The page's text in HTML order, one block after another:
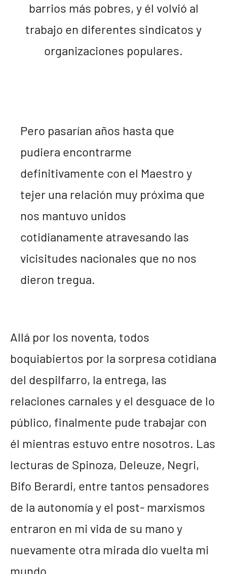
barrios más pobres, y él volvió al
trabajo en diferentes sindicatos y
organizaciones populares.
Pero pasarían años hasta que
pudiera encontrarme
definitivamente con el Maestro y
tejer una relación muy próxima que
nos mantuvo unidos
cotidianamente atravesando las
vicisitudes nacionales que no nos
dieron tregua.
Allá por los noventa, todos
boquiabiertos por la sorpresa cotidiana
del despilfarro, la entrega, las
relaciones carnales y el desguace de lo
público, finalmente pude trabajar con
él mientras estuvo entre nosotros. Las
lecturas de Spinoza, Deleuze, Negri,
Bifo Berardi, entre tantos pensadores
de la autonomía y el post- marxismos
entraron en mi vida de su mano y
nuevamente otra mirada dio vuelta mi
mundo.